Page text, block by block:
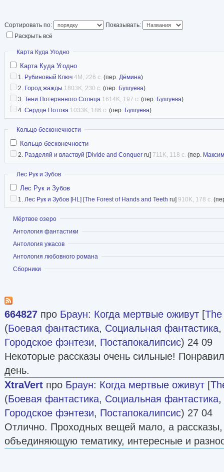
Сортировать по:
Показывать:
Раскрыть всё
Скрыть
Карта Куда Угодно
Карта Куда Угодно
1. Рубиновый Ключ 4M, 226 с. (пер. Дёмина)
2. Город жажды 1803K, 230 с. (пер. Бушуева)
3. Тени Потерянного Солнца 1614K, 197 с. (пер. Бушуева)
4. Сердце Потока 1033K, 186 с. (пер. Бушуева)
Скрыть
Кольцо бесконечности
Кольцо бесконечности
2. Разделяй и властвуй [Divide and Conquer ru] 711K, 118 с. (пер.
Скрыть
Лес Рук и Зубов
Лес Рук и Зубов
1. Лес Рук и Зубов [HL] [The Forest of Hands and Teeth ru] 910K, 178 с.
Показать
Мёртвое озеро
Показать
Антология фантастики
Показать
Антология ужасов
Показать
Антология любовного романа
Показать
Сборники
664827 про Браун: Когда мертвые оживут [
(Боевая фантастика, Социальная фантастика,
Городское фэнтези, Постапокалипсис) 24 09
Некоторые рассказы очень сильные!
день.
XtraVert про Браун: Когда мертвые оживут [
(Боевая фантастика, Социальная фантастика,
Городское фэнтези, Постапокалипсис) 27 04
Отлично. Проходных вещей мало, а
объединяющую тематику, интересные и